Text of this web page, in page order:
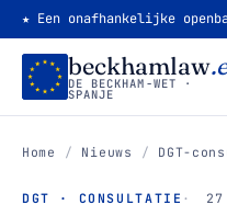
★ Een onafhankelijke
beckhamlaw
DE BECKHAM-WET ·
SPANJE
Home / Nieuws / DGT-
DGT · CONSULTATIE